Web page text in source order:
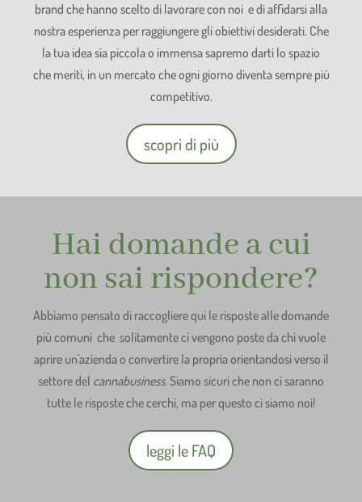
brand che hanno scelto di lavorare con noi e di affidarsi alla
nostra esperienza per raggiungere gli obiettivi desiderati. Che
la tua idea sia piccola o immensa sapremo darti lo spazio
che meriti, in un mercato che ogni giorno diventa sempre più
competitivo.
scopri di più
Hai domande a cui
non sai rispondere?
Abbiamo pensato di raccogliere qui le risposte alle domande
più comuni che solitamente ci vengono poste da chi vuole
aprire un'azienda o convertire la propria orientandosi verso il
settore del cannabusiness. Siamo sicuri che non ci saranno
tutte le risposte che cerchi, ma per questo ci siamo noi!
leggi le FAQ